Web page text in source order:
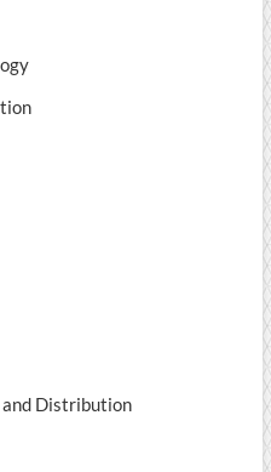
and Distribution